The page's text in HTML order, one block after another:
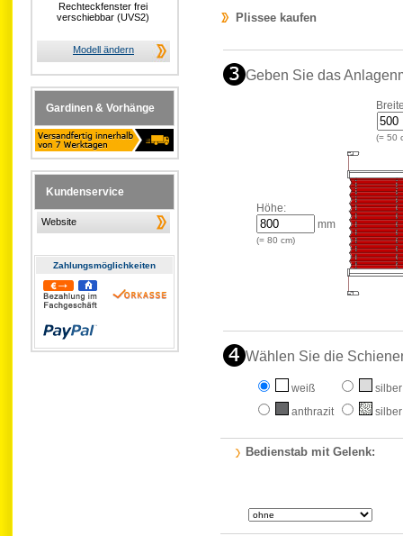
Rechteckfenster frei
verschiebbar (UVS2)
Modell ändern
Gardinen & Vorhänge
Kundenservice
Website
Zahlungs­möglichkeiten
Plissee kaufen
Geben Sie das
(=50
Höhe:
mm
(= 80 cm)
Wählen Sie die
weiß
silber
anthrazit
Bedienstab mit Gelenk: